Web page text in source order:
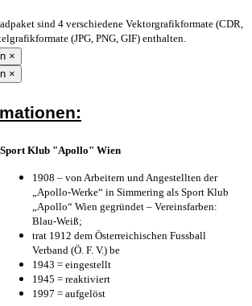
sind 4 verschiedene Vektorgrafikformate (CDR,
(JPG, PNG, GIF) enthalten.
×
×
Sport Klub "Apollo" Wien
1908 – von Arbeitern und Angestellten der
„Apollo-Werke“ in Simmering als Sport Klub
„Apollo“ Wien gegründet – Vereinsfarben:
Blau-Weiß;
trat 1912 dem Österreichischen Fussball
Verband (Ö. F. V.) be
1943 = eingestellt
1945 = reaktiviert
1997 = aufgelöst